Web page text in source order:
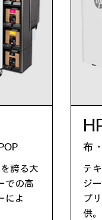
誇る大
での高
によ
布
テ
ジ
プ
供。